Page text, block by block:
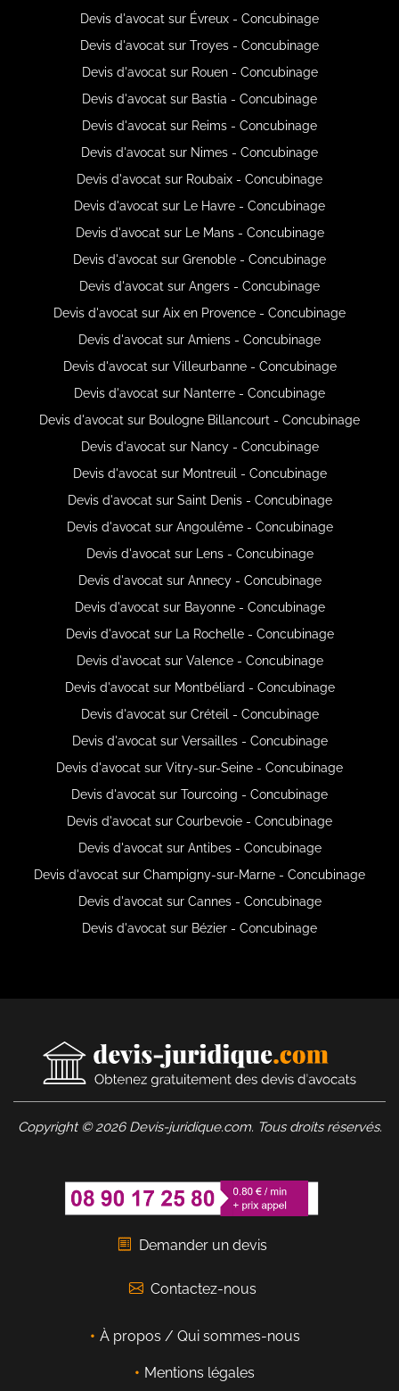
Devis d'avocat sur Évreux - Concubinage
Devis d'avocat sur Troyes - Concubinage
Devis d'avocat sur Rouen - Concubinage
Devis d'avocat sur Bastia - Concubinage
Devis d'avocat sur Reims - Concubinage
Devis d'avocat sur Nimes - Concubinage
Devis d'avocat sur Roubaix - Concubinage
Devis d'avocat sur Le Havre - Concubinage
Devis d'avocat sur Le Mans - Concubinage
Devis d'avocat sur Grenoble - Concubinage
Devis d'avocat sur Angers - Concubinage
Devis d'avocat sur Aix en Provence - Concubinage
Devis d'avocat sur Amiens - Concubinage
Devis d'avocat sur Villeurbanne - Concubinage
Devis d'avocat sur Nanterre - Concubinage
Devis d'avocat sur Boulogne Billancourt - Concubinage
Devis d'avocat sur Nancy - Concubinage
Devis d'avocat sur Montreuil - Concubinage
Devis d'avocat sur Saint Denis - Concubinage
Devis d'avocat sur Angoulême - Concubinage
Devis d'avocat sur Lens - Concubinage
Devis d'avocat sur Annecy - Concubinage
Devis d'avocat sur Bayonne - Concubinage
Devis d'avocat sur La Rochelle - Concubinage
Devis d'avocat sur Valence - Concubinage
Devis d'avocat sur Montbéliard - Concubinage
Devis d'avocat sur Créteil - Concubinage
Devis d'avocat sur Versailles - Concubinage
Devis d'avocat sur Vitry-sur-Seine - Concubinage
Devis d'avocat sur Tourcoing - Concubinage
Devis d'avocat sur Courbevoie - Concubinage
Devis d'avocat sur Antibes - Concubinage
Devis d'avocat sur Champigny-sur-Marne - Concubinage
Devis d'avocat sur Cannes - Concubinage
Devis d'avocat sur Bézier - Concubinage
Copyright © 2026 Devis-juridique.com. Tous droits réservés.
Demander un devis
Contactez-nous
À propos / Qui sommes-nous
Mentions légales